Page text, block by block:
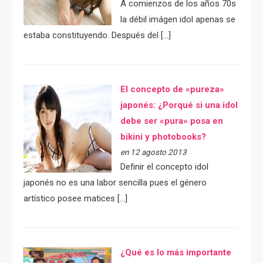
A comienzos de los años 70s
la débil imágen idol apenas se
estaba constituyendo. Después del […]
El concepto de «pureza»
japonés: ¿Porqué si una idol
debe ser «pura» posa en
bikini y photobooks?
en 12 agosto 2013
Definir el concepto idol
japonés no es una labor sencilla pues el género
artístico posee matices […]
¿Qué es lo más importante